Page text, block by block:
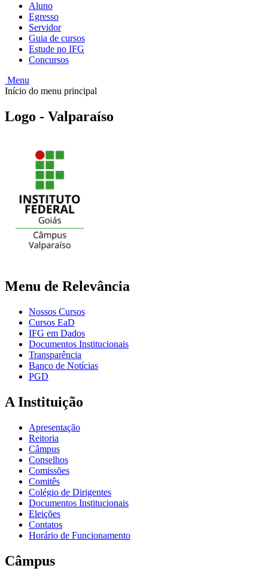
Aluno
Egresso
Servidor
Guia de cursos
Estude no IFG
Concursos
Menu
Início do menu principal
Logo - Valparaíso
Menu de Relevância
Nossos Cursos
Cursos EaD
IFG em Dados
Documentos Institucionais
Transparência
Banco de Notícias
PGD
A Instituição
Apresentação
Reitoria
Câmpus
Conselhos
Comissões
Comitês
Colégio de Dirigentes
Documentos Institucionais
Eleições
Contatos
Horário de Funcionamento
Câmpus